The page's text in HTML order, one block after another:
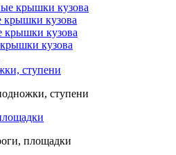
крышки кузова
крышки кузова
крышки кузова
кузова
ступени
ступени
площадки